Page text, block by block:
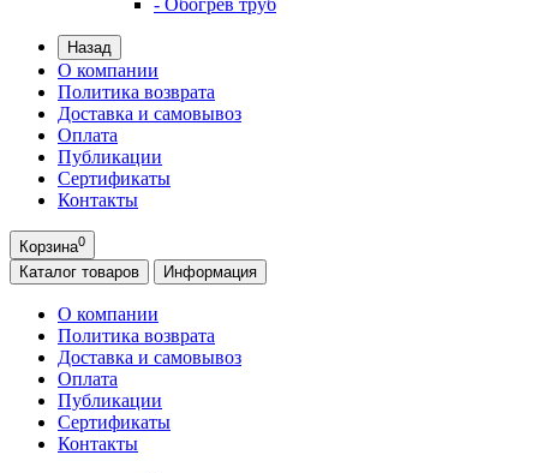
- Обогрев труб
Назад
О компании
Политика возврата
Доставка и самовывоз
Оплата
Публикации
Сертификаты
Контакты
Корзина0
Каталог товаров Информация
О компании
Политика возврата
Доставка и самовывоз
Оплата
Публикации
Сертификаты
Контакты